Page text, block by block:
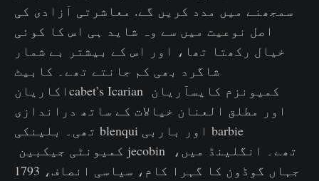
سمجھنے میں مدد کریں گے. معاشرتی آزادی کی
اصل نوعیت میں سے وہ شاید ہی اس کا کوئی
خیال رکھتا تھا، اور اس کے بیشتر بے شمار
شاگرد بھی کم جانتے تھے۔ کابیٹ
اکاریانcabet’s Icarian کمیونزم کایسآریان
اور مطلق العنان خیالات کے ساتھ دراندازی
تھی۔ بلینکی blenqui اور باربی barbie
جہاں گوڈون کا گہرا کام، سیاسی انصاف، 1793